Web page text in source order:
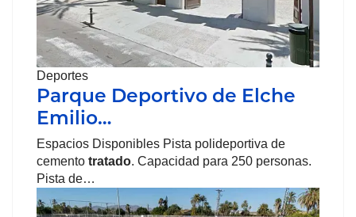
Deportes
Parque Deportivo de Elche
Emilio…
Espacios Disponibles Pista polideportiva de
cemento tratado. Capacidad para 250 personas.
Pista de…